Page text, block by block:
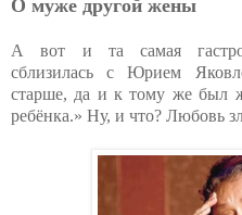
О муже другой жены
А вот и та самая
сблизилась с Юрием
старше, да и к тому же был
ребёнка.» Ну, и что? Любовь